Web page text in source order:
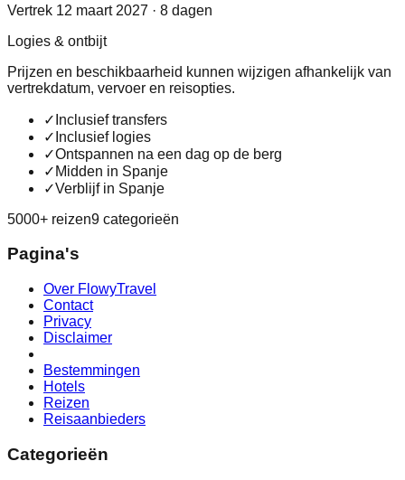
Vertrek 12 maart 2027 · 8 dagen
Logies & ontbijt
Prijzen en beschikbaarheid kunnen wijzigen afhankelijk van
vertrekdatum, vervoer en reisopties.
✓ Inclusief transfers
✓ Inclusief logies
✓Ontspannen na een dag op de berg
✓ Midden in Spanje
✓Verblijf in Spanje
5000+ reizen9 categorieën
Pagina's
Over FlowyTravel
Contact
Privacy
Disclaimer
Bestemmingen
Hotels
Reizen
Reisaanbieders
Categorieën